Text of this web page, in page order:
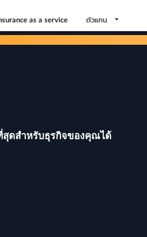
as a service ตัวแทน
สุดสำหรับธุรกิจของคุณได้